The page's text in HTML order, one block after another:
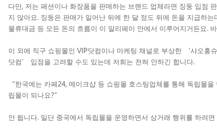
다만, 저는 패션이나 화장품을 판매하는 브랜드 업체라면 징둥 입
지 않아요. 징둥은 판매가 일어난 뒤에 한 달 정도 뒤에 돈을 지급하
물류대금 등 모든 돈의 흐름이 이 알리페이 안에서 이루어지거든요.
이 외에 직구 쇼핑몰인 VIP닷컴이나 마케팅 채널로 부상한 ‘샤오
닷컴’ 입점을 고려할 수도 있는데 저희는 전혀 안하긴 합니다.
“한국에는 카페24, 메이크샵 등 쇼핑몰 호스팅업체를 통해 독립몰
립몰이 되나요?”
안 됩니다. 일단 중국에서 독립몰을 운영하면서 상거래 행위를 하려